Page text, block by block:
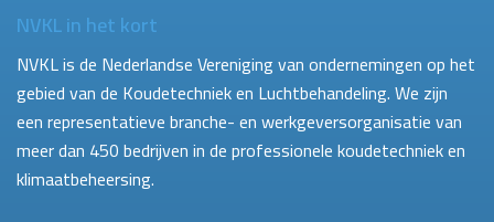
NVKL in het kort
NVKL is de Nederlandse Vereniging van ondernemingen op het
gebied van de Koudetechniek en Luchtbehandeling. We zijn
een representatieve branche- en werkgeversorganisatie van
meer dan 450 bedrijven in de professionele koudetechniek en
klimaatbeheersing.